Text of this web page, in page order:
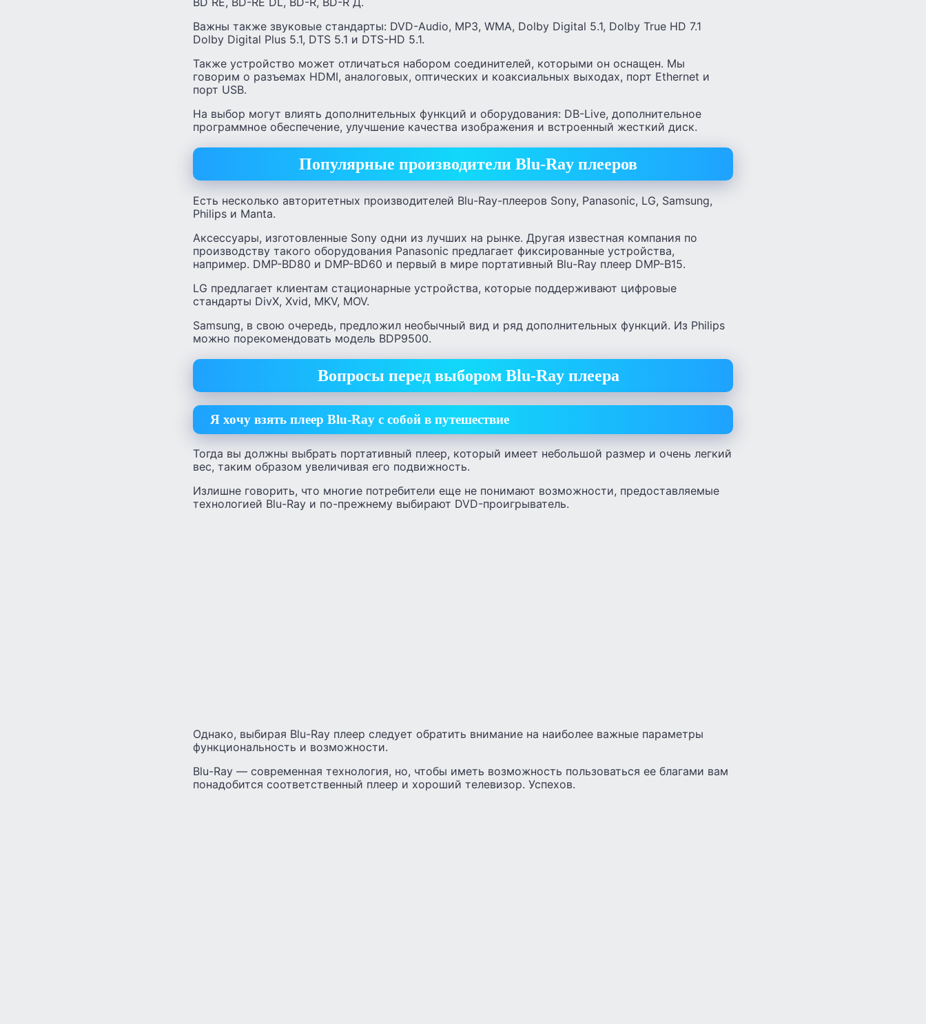
Важны также звуковые стандарты: DVD-Audio, MP3, WMA, Dolby Digital 5.1, Dolby True HD 7.1
Dolby Digital Plus 5.1, DTS 5.1 и DTS-HD 5.1.
Также устройство может отличаться набором соединителей, которыми он оснащен. Мы
говорим о разъемах HDMI, аналоговых, оптических и коаксиальных выходах, порт Ethernet и
порт USB.
На выбор могут влиять дополнительных функций и оборудования: DB-Live, дополнительное
программное обеспечение, улучшение качества изображения и встроенный жесткий диск.
Популярные производители Blu-Ray плееров
Есть несколько авторитетных производителей Blu-Ray-плееров Sony, Panasonic, LG, Samsung,
Philips и Manta.
Аксессуары, изготовленные Sony одни из лучших на рынке. Другая известная компания по
производству такого оборудования Panasonic предлагает фиксированные устройства,
например. DMP-BD80 и DMP-BD60 и первый в мире портативный Blu-Ray плеер DMP-B15.
LG предлагает клиентам стационарные устройства, которые поддерживают цифровые
стандарты DivX, Xvid, MKV, MOV.
Samsung, в свою очередь, предложил необычный вид и ряд дополнительных функций. Из Philips
можно порекомендовать модель BDP9500.
Вопросы перед выбором Blu-Ray плеера
Я хочу взять плеер Blu-Ray с собой в путешествие
Тогда вы должны выбрать портативный плеер, который имеет небольшой размер и очень легкий
вес, таким образом увеличивая его подвижность.
Излишне говорить, что многие потребители еще не понимают возможности, предоставляемые
технологией Blu-Ray и по-прежнему выбирают DVD-проигрыватель.
Однако, выбирая Blu-Ray плеер следует обратить внимание на наиболее важные параметры
функциональность и возможности.
Blu-Ray — современная технология, но, чтобы иметь возможность пользоваться ее благами вам
понадобится соответственный плеер и хороший телевизор. Успехов.